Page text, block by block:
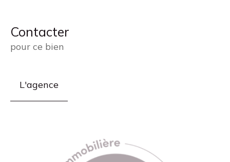
Contacter
pour ce bien
L'agence